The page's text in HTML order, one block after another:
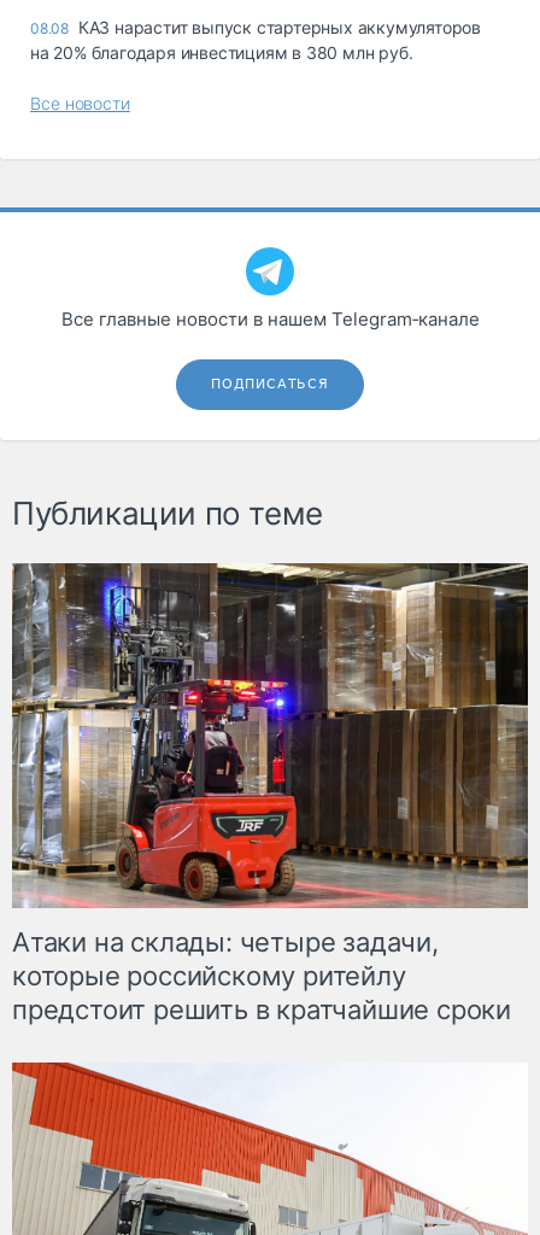
08.08 КАЗ нарастит выпуск стартерных аккумуляторов
на 20% благодаря инвестициям в 380 млн руб.
Все новости
Все главные новости в нашем Telegram‑канале
ПОДПИСАТЬСЯ
Публикации по теме
Атаки на склады: четыре задачи,
которые российскому ритейлу
предстоит решить в кратчайшие сроки